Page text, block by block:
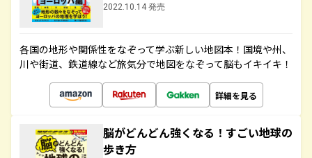
2022.10.14 発売
各国の地形や関係性をなぞって学ぶ新しい地図本！国境や州、
川や街道、鉄道線など旅気分で地図をなぞって脳もイキイキ！
詳細を見る
脳がどんどん強くなる！すごい地球の
歩き方